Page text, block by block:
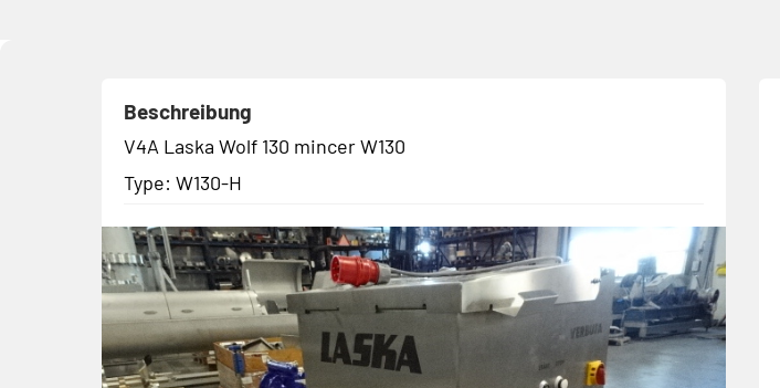
Beschreibung
V4A Laska Wolf 130 mincer W130
Type: W130-H